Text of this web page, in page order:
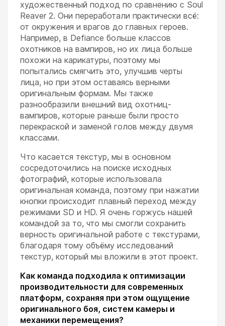
художественный подход по сравнению с Soul
Reaver 2. Они переработали практически всё:
от окружения и врагов до главных героев.
Например, в Defiance больше классов
охотников на вампиров, но их лица больше
похожи на карикатуры, поэтому мы
попытались смягчить это, улучшив черты
лица, но при этом оставаясь верными
оригинальным формам. Мы также
разнообразили внешний вид охотниц-
вампиров, которые раньше были просто
перекраской и заменой голов между двумя
классами.
Что касается текстур, мы в основном
сосредоточились на поиске исходных
фотографий, которые использовала
оригинальная команда, поэтому при нажатии
кнопки происходит плавный переход между
режимами SD и HD. Я очень горжусь нашей
командой за то, что мы смогли сохранить
верность оригинальной работе с текстурами,
благодаря тому объёму исследований
текстур, который мы вложили в этот проект.
Как команда подходила к оптимизации
производительности для современных
платформ, сохраняя при этом ощущение
оригинального боя, систем камеры и
механики перемещения?